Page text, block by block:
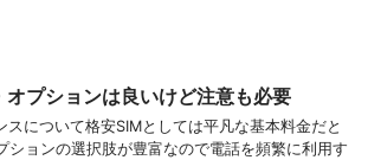
オプションは良いけど注意も必要
について格安SIMとしては平凡な基本料金だと
ションの選択肢が豊富なので電話を頻繁に利用す